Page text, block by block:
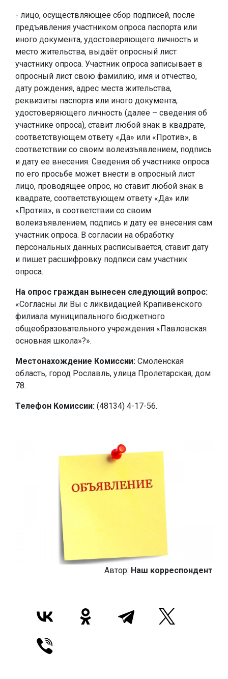
- лицо, осуществляющее сбор подписей, после
предъявления участником опроса паспорта или
иного документа, удостоверяющего личность и
место жительства, выдаёт опросный лист
участнику опроса. Участник опроса записывает в
опросный лист свою фамилию, имя и отчество,
дату рождения, адрес места жительства,
реквизиты паспорта или иного документа,
удостоверяющего личность (далее – сведения об
участнике опроса), ставит любой знак в квадрате,
соответствующем ответу «Да» или «Против», в
соответствии со своим волеизъявлением, подпись
и дату ее внесения. Сведения об участнике опроса
по его просьбе может внести в опросный лист
лицо, проводящее опрос, но ставит любой знак в
квадрате, соответствующем ответу «Да» или
«Против», в соответствии со своим
волеизъявлением, подпись и дату ее внесения сам
участник опроса. В согласии на обработку
персональных данных расписывается, ставит дату
и пишет расшифровку подписи сам участник
опроса.
На опрос граждан вынесен следующий вопрос:
«Согласны ли Вы с ликвидацией Крапивенского
филиала муниципального бюджетного
общеобразовательного учреждения «Павловская
основная школа»?».
Местонахождение Комиссии: Смоленская
область, город Рославль, улица Пролетарская, дом
78.
Телефон Комиссии: (48134) 4-17-56.
Автор: Наш корреспондент